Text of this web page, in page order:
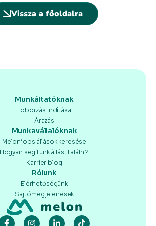
Vissza a főoldalra
Munkáltatóknak
Toborzás indítása
Árazás
Munkavállalóknak
Melonjobs állások keresése
Hogyan segítünk állást találni?
Karrier blog
Rólunk
Elérhetőségünk
Sajtómegjelenések